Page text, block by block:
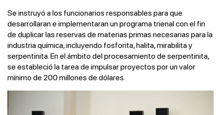
Se instruyó a los funcionarios responsables para que
desarrollaran e implementaran un programa trienal con el fin
de duplicar las reservas de materias primas necesarias para la
industria química, incluyendo fosforita, halita, mirabilita y
serpentinita. En el ámbito del procesamiento de serpentinita,
se estableció la tarea de impulsar proyectos por un valor
mínimo de 200 millones de dólares.